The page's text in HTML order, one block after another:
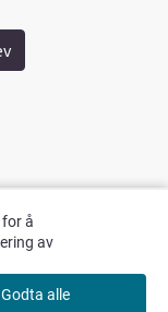
å
av
Godta alle